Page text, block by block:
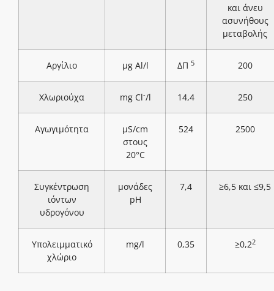
και άνευ
ασυνήθους
μεταβολής
Αργίλιο μg Al/l ΔΠ 5 200
Χλωριούχα mg Cl-/l 14,4 250
Αγωγιμότητα
μS/cm
στους
20°C
524 2500
Συγκέντρωση
ιόντων
υδρογόνου
μονάδες
pH
7,4 ≥6,5 και ≤9,5
Υπολειμματικό
χλώριο
mg/l 0,35 ≥0,22